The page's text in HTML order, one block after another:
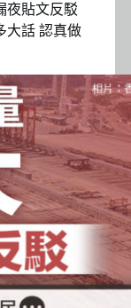
夜貼文反駁
大話 認真做